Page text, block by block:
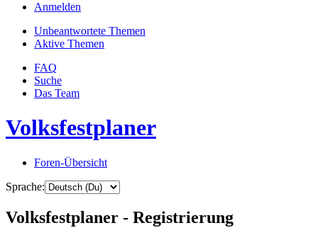
Anmelden
Unbeantwortete Themen
Aktive Themen
FAQ
Suche
Das Team
Volksfestplaner
Foren-Übersicht
Sprache:
Volksfestplaner - Registrierung